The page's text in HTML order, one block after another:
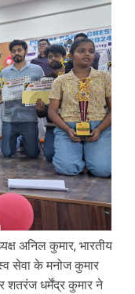
अनिल कुमार, भारतीय
सेवा के मनोज कुमार
शतरंज धर्मेंद्र कुमार ने